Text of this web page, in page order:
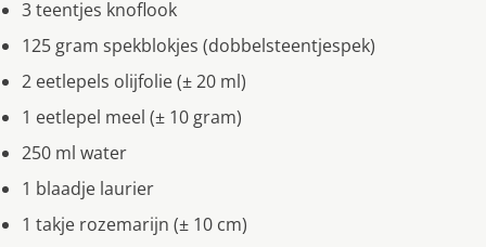
3 teentjes knoflook
125 gram spekblokjes (dobbelsteentjespek)
2 eetlepels olijfolie (± 20 ml)
1 eetlepel meel (± 10 gram)
250 ml water
1 blaadje laurier
1 takje rozemarijn (± 10 cm)